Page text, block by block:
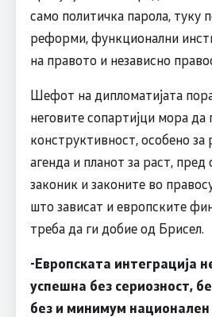
само политичка парола, туку
реформи, функционални
на правото и независно
Шефот на дипломатијата
неговите сопартијци мора
конструктивност, особено
агенда и планот за раст, пред
законик и законите во
што зависат и европските
треба да ги добие од Брисел.
-Европската интеграција
успешна без сериозност,
без и минимум национален